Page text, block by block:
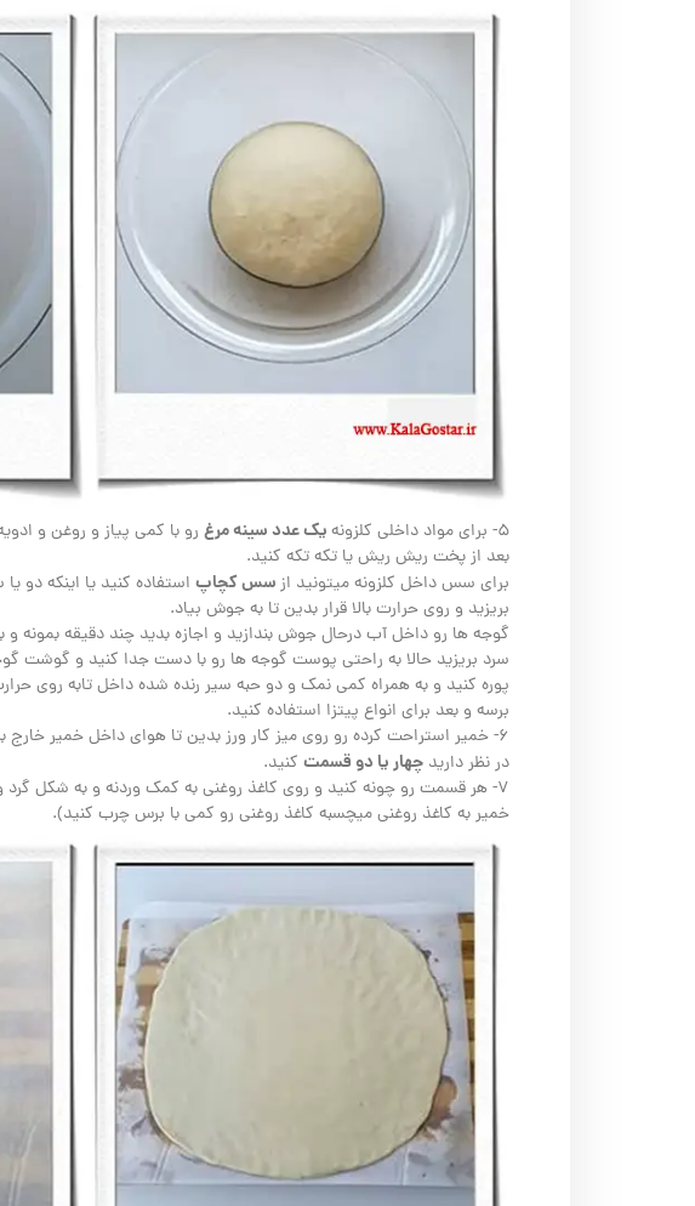
۵- برای مواد داخلی کلزونه یک عدد سینه مرغ رو با کمی پیاز و روغن و
بعد از پخت ریش ریش یا تکه تکه کنید.
برای سس داخل کلزونه میتونید ازسس کچاپ استفاده کنید یا اینکه
بریزید و روی حرارت بالا قرار بدین تا به جوش بیاد.
گوجه ها رو داخل آب درحال جوش بندازید و اجازه بدید چند دقیقه بمونه
سرد بریزید حالا به راحتی پوست گوجه ها رو با دست جدا کنید و گوشت
پوره کنید و به همراه کمی نمک و دو حبه سیر رنده شده داخل تابه روی
برسه و بعد برای انواع پیتزا استفاده کنید.
۶- خمیر استراحت کرده رو روی میز کار ورز بدین تا هوای داخل خمیر خارج
در نظر دارید چهار یا دو قسمت کنید.
۷- هر قسمت رو چونه کنید و روی کاغذ روغنی به کمک وردنه و به شکل
خمیر به کاغذ روغنی میچسبه کاغذ روغنی رو کمی با برس چرب کنید).